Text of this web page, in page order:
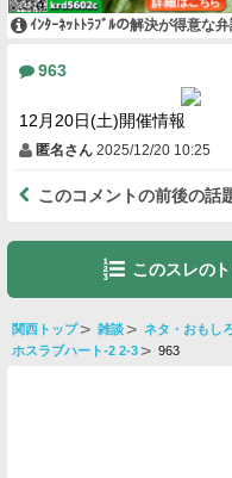
ｲﾝﾀｰﾈｯﾄﾄﾗﾌﾞﾙの解決が得意な弁
963
12月20日(土)開催情報
匿名さん 2025/12/20 10:25
このコメントの前後の話
このスレの
関西トップ 雑談 ネタ・おもし
ホスラブハート-2 2-3 963